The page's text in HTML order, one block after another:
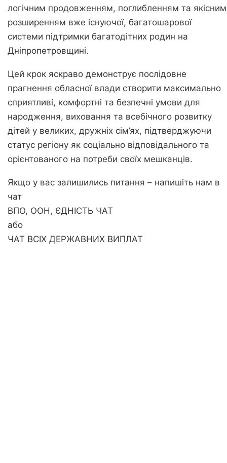
логічним продовженням, поглибленням та якісним
розширенням вже існуючої, багатошарової
системи підтримки багатодітних родин на
Дніпропетровщині.
Цей крок яскраво демонструє послідовне
прагнення обласної влади створити максимально
сприятливі, комфортні та безпечні умови для
народження, виховання та всебічного розвитку
дітей у великих, дружніх сім’ях, підтверджуючи
статус регіону як соціально відповідального та
орієнтованого на потреби своїх мешканців.
Якщо у вас залишились питання – напишіть нам в
чат
ВПО, ООН, ЄДНІСТЬ ЧАТ
або
ЧАТ ВСІХ ДЕРЖАВНИХ ВИПЛАТ